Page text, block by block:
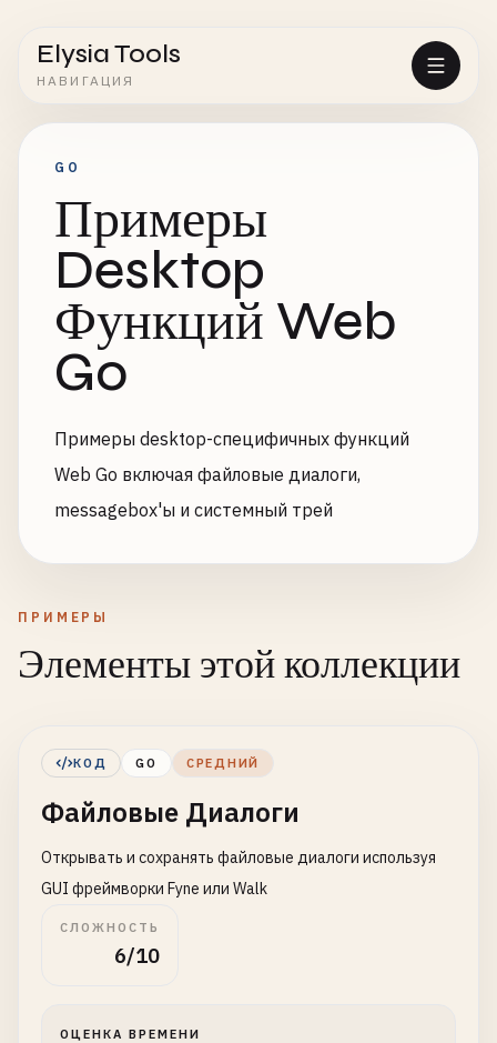
Elysia Tools
НАВИГАЦИЯ
GO
Примеры
Desktop
Функций Web
Go
Примеры desktop-специфичных функций
Web Go включая файловые диалоги,
messagebox'ы и системный трей
ПРИМЕРЫ
Элементы этой коллекции
КОД GO СРЕДНИЙ
Файловые Диалоги
Открывать и сохранять файловые диалоги используя
GUI фреймворки Fyne или Walk
СЛОЖНОСТЬ
6/10
ОЦЕНКА ВРЕМЕНИ